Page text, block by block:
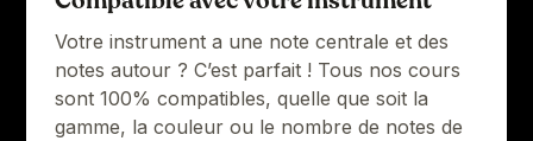
Votre instrument a une note centrale et des
notes autour ? C’est parfait ! Tous nos cours
sont 100% compatibles, quelle que soit la
gamme, la couleur ou le nombre de notes de